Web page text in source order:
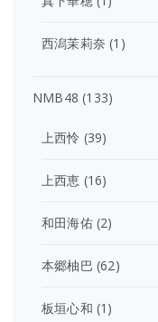
西潟茉莉奈 (1)
NMB48 (133)
上西怜 (39)
上西恵 (16)
和田海佑(2)
本郷柚巴 (62)
板垣心和 (1)